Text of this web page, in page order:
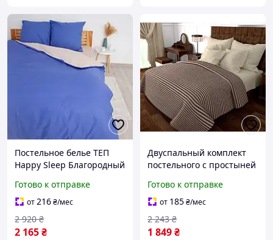
Постельное белье ТЕП
Happy Sleep Благородный
наволочки 50х70 см
Синий (52100150215)
Готово к отправке
от216₴/мес
2 165₴
2 920 ₴
Двуспальный комплект
постельного с простыней
135 гр/м2 MERISET
Коричневый с молочным
(200220180215)
Готово к отправке
от 185₴/мес
1 849₴
2 243 ₴